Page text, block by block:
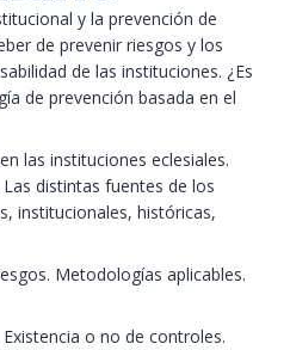
y la prevención de
de prevenir riesgos y los
de las instituciones. ¿Es
de prevención basada en el
las instituciones eclesiales.
distintas fuentes de los
institucionales, históricas,
Metodologías aplicables.
o no de controles.